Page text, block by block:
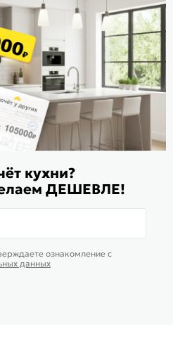
мебели Mebel169.ru
данных
кухни?
ДЕШЕВЛЕ!
ознакомление c
данных